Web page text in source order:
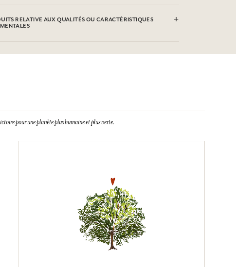
RELATIVE AUX QUALITÉS OU CARACTÉRISTIQUES
pour une planète plus humaine et plus verte.